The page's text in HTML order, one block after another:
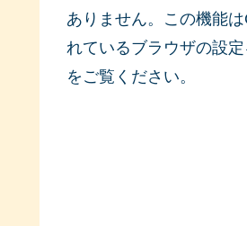
ありません。この機能
れているブラウザの設
をご覧ください。